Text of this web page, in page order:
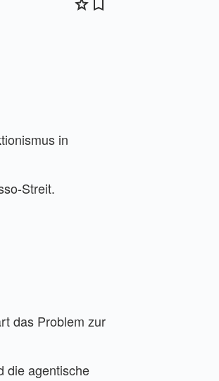
in
Streit.
das Problem zur
die agentische